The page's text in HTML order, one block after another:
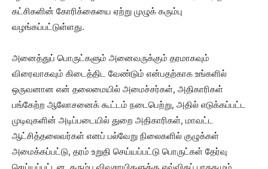
கட்சிகளின் கோரிக்கையை ஏற்று முழுக் கரும்பு
வழங்கப்பட்டுள்ளது.
அனைத்துப் பொருட்களும் அனைவருக்கும் தரமாகவும்
விரைவாகவும் கிடைத்திட வேண்டும் என்பதற்காக உங்களில்
ஒருவனான என் தலைமையில் அமைச்சர்கள், அதிகாரிகள்
பங்கேற்ற ஆலோசனைக் கூட்டம் நடைபெற்று, அதில் எடுக்கப்பட்ட
முடிவுகளின் அடிப்படையில் துறை அதிகாரிகள், மாவட்ட
ஆட்சித்தலைவர்கள் எனப் பல்வேறு நிலைகளில் குழுக்கள்
அமைக்கப்பட்டு, தரம் உறுதி செய்யப்பட்டு பொருட்கள் தேர்வு